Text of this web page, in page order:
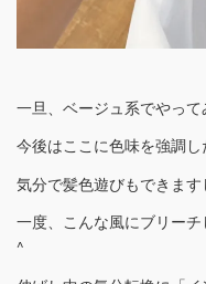
一旦、ベージュ系でやって
今後はここに色味を強調
気分で髪色遊びもできま
一度、こんな風にブリー
^